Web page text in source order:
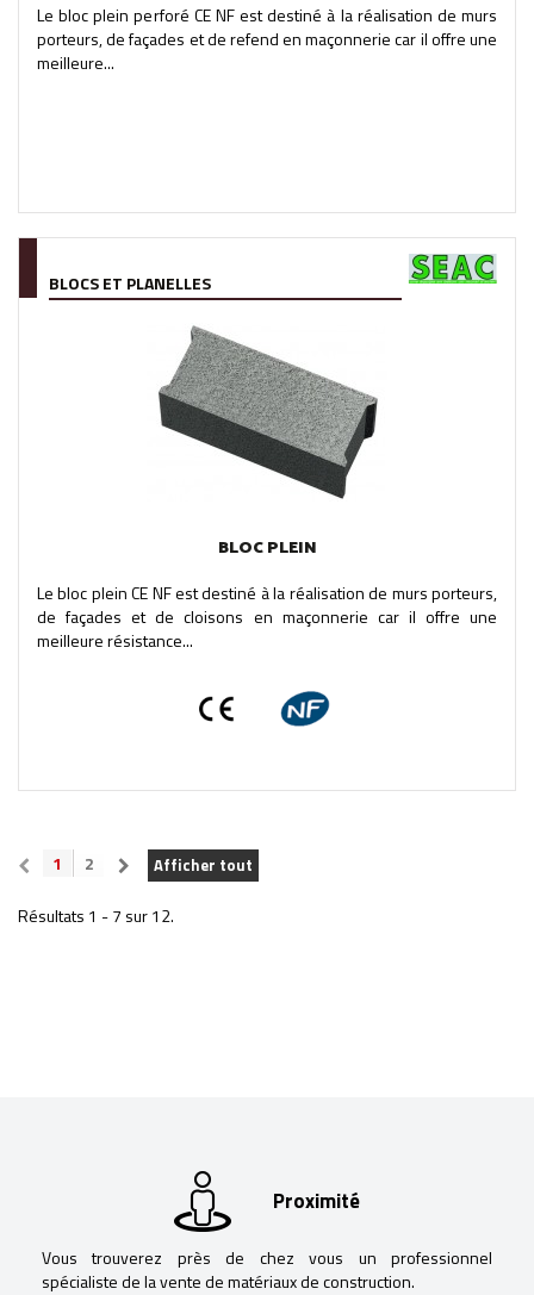
Le bloc plein perforé CE NF est destiné à la réalisation de murs
porteurs, de façades et de refend en maçonnerie car il offre une
meilleure...
BLOCS ET PLANELLES
BLOC PLEIN
Le bloc plein CE NF est destiné à la réalisation de murs porteurs,
de façades et de cloisons en maçonnerie car il offre une
meilleure résistance...
Afficher tout
1 2
Résultats 1 - 7 sur 12.
Proximité
Vous trouverez près de chez vous un professionnel
spécialiste de la vente de matériaux de construction.